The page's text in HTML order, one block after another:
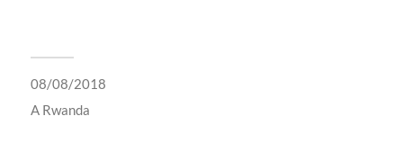
08/08/2018
A Rwanda